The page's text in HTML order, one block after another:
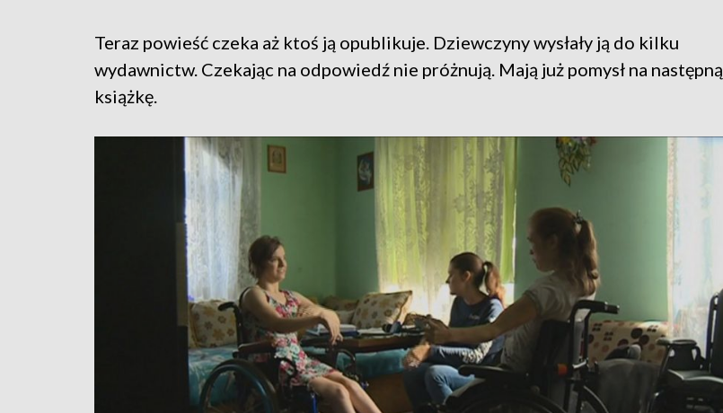
Teraz powieść czeka aż ktoś ją opublikuje. Dziewczyny wysłały ją do kilku
wydawnictw. Czekając na odpowiedź nie próżnują. Mają już pomysł na następną
książkę.